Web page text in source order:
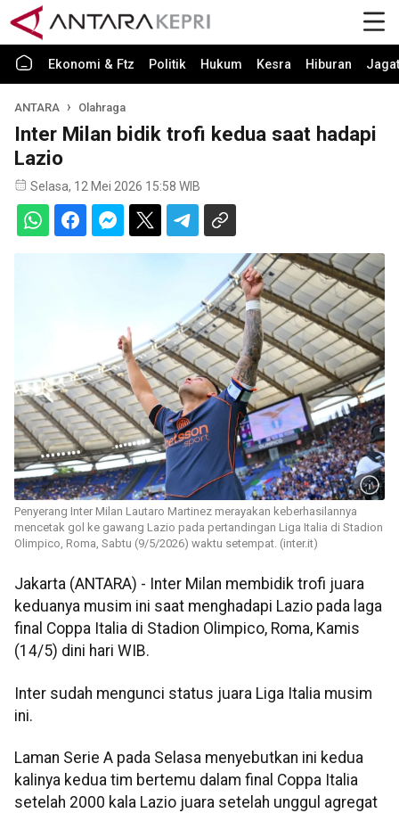
Ekonomi & Ftz Politik Hukum Kesra Hiburan Jagat
ANTARA Olahraga
Inter Milan bidik trofi kedua saat hadapi
Lazio
Selasa, 12 Mei 2026 15:58 WIB
Penyerang Inter Milan Lautaro Martinez merayakan keberhasilannya
mencetak gol ke gawang Lazio pada pertandingan Liga Italia di Stadion
Olimpico, Roma, Sabtu (9/5/2026) waktu setempat. (inter.it)
Jakarta (ANTARA) - Inter Milan membidik trofi juara
keduanya musim ini saat menghadapi Lazio pada laga
final Coppa Italia di Stadion Olimpico, Roma, Kamis
(14/5) dini hari WIB.
Inter sudah mengunci status juara Liga Italia musim
ini.
Laman Serie A pada Selasa menyebutkan ini kedua
kalinya kedua tim bertemu dalam final Coppa Italia
setelah 2000 kala Lazio juara setelah unggul agregat